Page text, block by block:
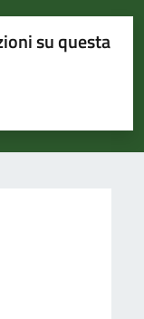
su questa